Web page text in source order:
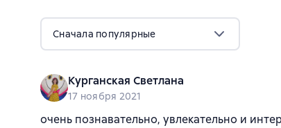
Сначала популярные
Курганская Светлана
17 ноября 2021
очень познавательно, увлекательно и